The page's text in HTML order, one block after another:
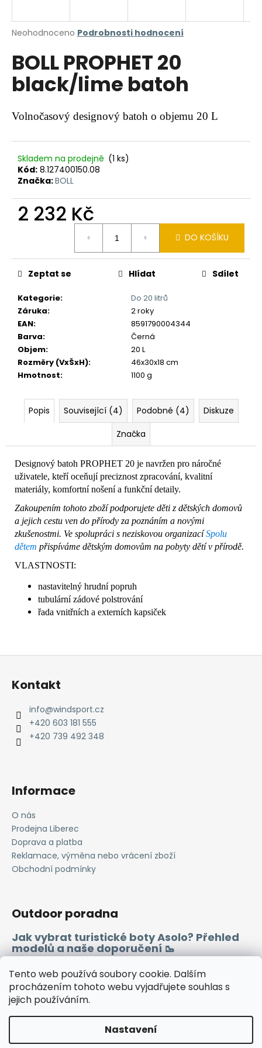
Tento web používá soubory cookie. Dalším
procházením tohoto webu vyjadřujete souhlas s
jejich používáním.
Nastavení
Průměrné
produktu
je
0,0
hvězdiček.
Neohodnoceno Podrobnosti hodnocení
BOLL PROPHET 20
black/lime batoh
Volnočasový designový batoh o objemu 20 L
Skladem na prodejně (1 ks)
Kód: 8.127400150.08
Značka:BOLL
2 232 Kč
DO KOŠÍKU
Kategorie:
Do 20 litrů
Záruka:
2 roky
EAN:
8591790004344
Barva:
Černá
Objem:
20 L
Rozměry (VxŠxH):
46x30x18 cm
Hmotnost: 1100 g
Zeptat se Hlídat Sdílet
Popis Související (4) Podobné (4)
Diskuze
Značka
Designový batoh PROPHET 20 je navržen pro náročné
uživatele, kteří oceňují preciznost zpracování, kvalitní
materiály, komfortní nošení a funkční detaily.
Zakoupením tohoto zboží podporujete děti z dětských domovů
a jejich cestu ven do přírody za poznáním a novými
zkušenostmi. Ve spolupráci s neziskovou organizacíSpolu
dětem přispíváme dětským domovům na pobyty dětí v přírodě.
VLASTNOSTI:
nastavitelný hrudní popruh
tubulární zádové polstrování
řada vnitřních a externích kapsiček
j
t
?
D
o
p
o
č
u
e
m
e
Z
Kontakt
info@windsport.cz
+420 603 181 555
+420 739 492 348
Informace
O nás
Prodejna Liberec
Doprava a platba
Reklamace, výměna nebo vrácení zboží
Obchodní podmínky
Outdoor poradna
Jak vybrat turistické boty Asolo? Přehled
modelů a naše doporučení 🥾